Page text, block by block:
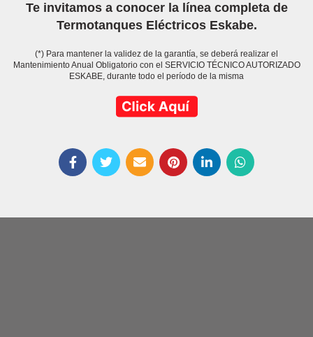
Te invitamos a conocer la línea completa de
Termotanques Eléctricos Eskabe.
(*) Para mantener la validez de la garantía, se deberá realizar el
Mantenimiento Anual Obligatorio con el SERVICIO TÉCNICO AUTORIZADO
ESKABE, durante todo el período de la misma